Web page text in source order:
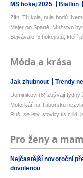
MS hokej 2025 Biatlon
Zlín: Tři kola, nula bodů.
Majer po Spartě: Mužstvo
Bejvávalo. 5 hokejistů, kteří
Móda a krása
Jak zhubnout Trendy
Dominikovi (8) zbývají týdny
Motorkář na Táborsku
Ruší se lety, stovky tisíc lidí
Pro ženy a
Nejčastější novoroční
dovolenou